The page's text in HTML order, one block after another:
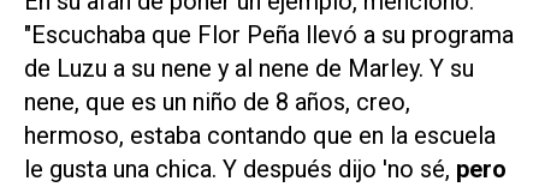
"Escuchaba que Flor Peña llevó a su programa
de Luzu a su nene y al nene de Marley. Y su
nene, que es un niño de 8 años, creo,
hermoso, estaba contando que en la escuela
le gusta una chica. Y después dijo 'no sé, pero